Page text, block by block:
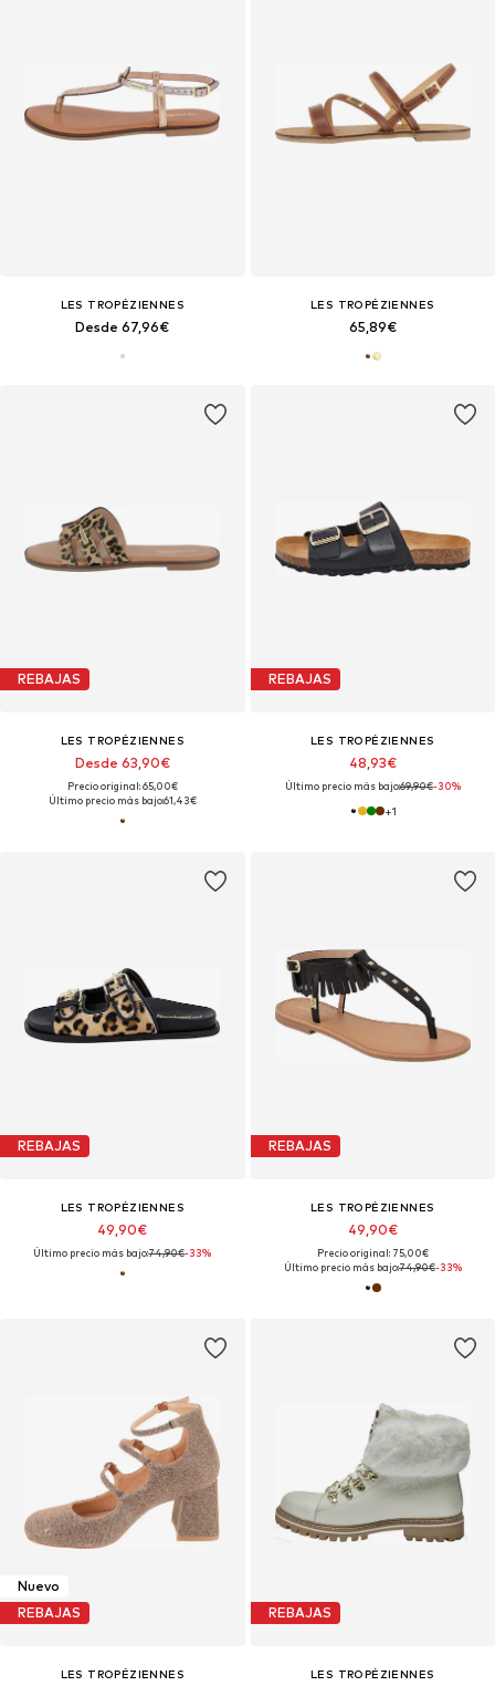
LES TROPÉZIENNES
Desde 67,96€
LES TROPÉZIENNES
65,89€
REBAJAS
LES TROPÉZIENNES
Desde 63,90€
Precio original: 65,00€
Último precio más bajo:61,43€
REBAJAS
LES TROPÉZIENNES
48,93€
Último precio más bajo:69,90€-30%
+1
REBAJAS
LES TROPÉZIENNES
49,90€
Último precio más bajo:74,90€-33%
REBAJAS
LES TROPÉZIENNES
49,90€
Precio original: 75,00€
Último precio más bajo:74,90€-33%
Nuevo
REBAJAS
LES TROPÉZIENNES
REBAJAS
LES TROPÉZIENNES